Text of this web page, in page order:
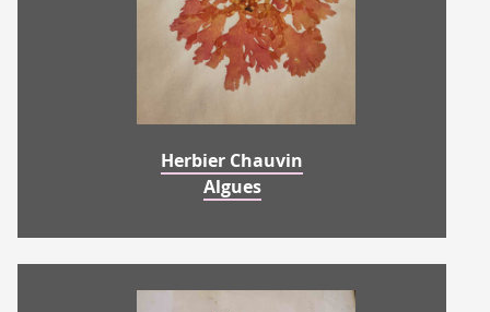
Herbier Chauvin
Algues